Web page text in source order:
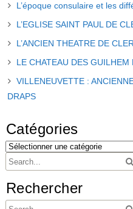
L’époque consulaire et les
L’EGLISE SAINT PAUL DE
L’ANCIEN THEATRE DE
LE CHATEAU DES GUILHEM
VILLENEUVETTE :
DRAPS
Catégories
Rechercher